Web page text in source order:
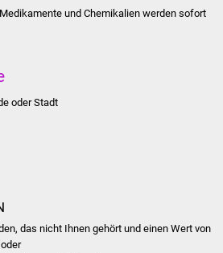
Stellenangebote
Stadtinfo
und Chemikalien werden sofort
oder Stadt
das nicht Ihnen gehört und einen Wert von